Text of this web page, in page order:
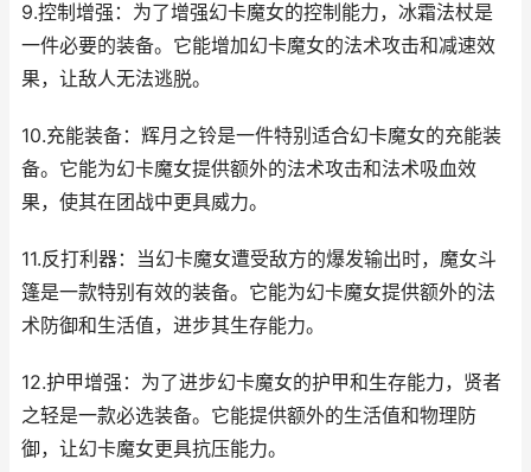
9.控制增强：为了增强幻卡魔女的控制能力，冰霜法杖是
一件必要的装备。它能增加幻卡魔女的法术攻击和减速效
果，让敌人无法逃脱。
10.充能装备：辉月之铃是一件特别适合幻卡魔女的充能装
备。它能为幻卡魔女提供额外的法术攻击和法术吸血效
果，使其在团战中更具威力。
11.反打利器：当幻卡魔女遭受敌方的爆发输出时，魔女斗
篷是一款特别有效的装备。它能为幻卡魔女提供额外的法
术防御和生活值，进步其生存能力。
12.护甲增强：为了进步幻卡魔女的护甲和生存能力，贤者
之轻是一款必选装备。它能提供额外的生活值和物理防
御，让幻卡魔女更具抗压能力。